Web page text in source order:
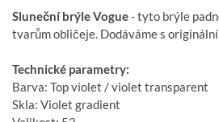
Sluneční brýle Vogue- tyto brýle
tvarům obličeje. Dodáváme s
Technické parametry:
Barva: Top violet / violet transparent
Skla: Violet gradient